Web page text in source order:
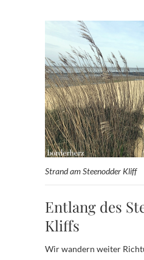
Strand am Steenodder Kliff
Entlang des
Kliffs
Wir wandern weiter